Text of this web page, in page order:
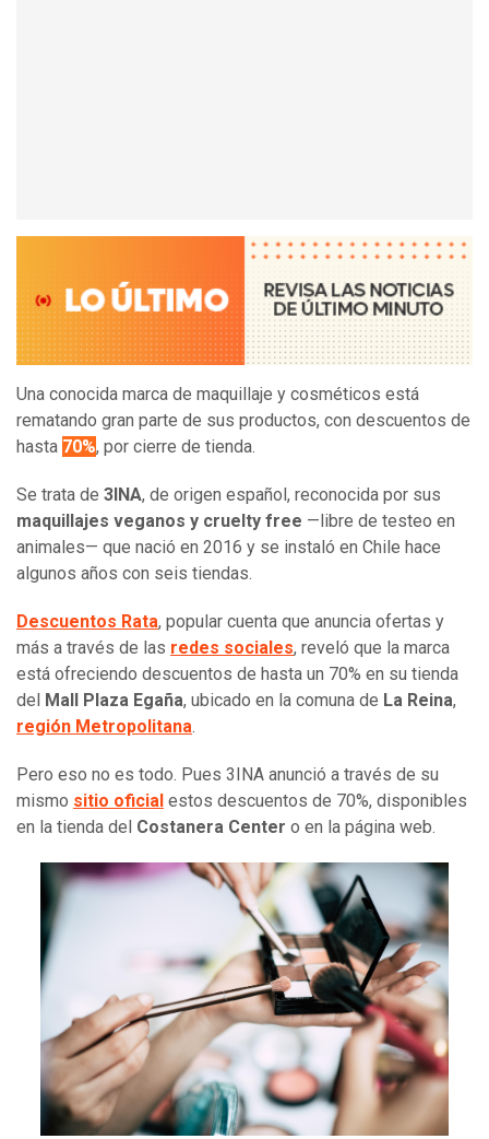
Una conocida marca de maquillaje y cosméticos está
rematando gran parte de sus productos, con descuentos de
hasta 70%, por cierre de tienda.
Se trata de 3INA, de origen español, reconocida por sus
maquillajes veganos y cruelty free —libre de testeo en
animales— que nació en 2016 y se instaló en Chile hace
algunos años con seis tiendas.
Descuentos Rata, popular cuenta que anuncia ofertas y
más a través de las redes sociales, reveló que la marca
está ofreciendo descuentos de hasta un 70% en su tienda
del
Mall Plaza Egaña, ubicado en la comuna de La Reina,
región Metropolitana.
Pero eso no es todo. Pues 3INA anunció a través de su
mismo sitio oficial estos descuentos de 70%, disponibles
en la tienda del Costanera Center o en la página web.